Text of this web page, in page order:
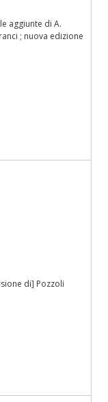
aggiunte di A.
; nuova edizione
di] Pozzoli